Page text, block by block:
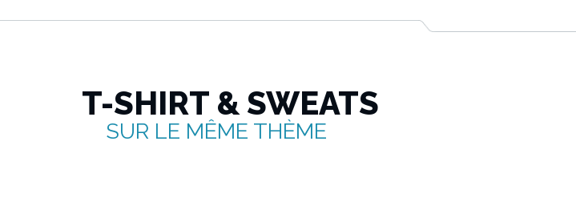
T-SHIRT & SWEATS
SUR LE MÊME THÈME